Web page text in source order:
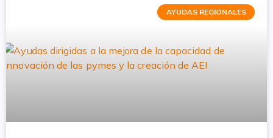
AYUDAS REGIONALES